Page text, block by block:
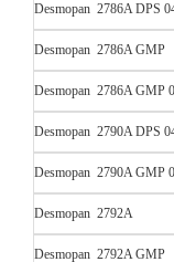
Desmopan 2786A DPS
Desmopan 2786A GMP
Desmopan 2786A GMP
Desmopan 2790A DPS
Desmopan 2790A GMP
Desmopan 2792A
Desmopan 2792A GMP